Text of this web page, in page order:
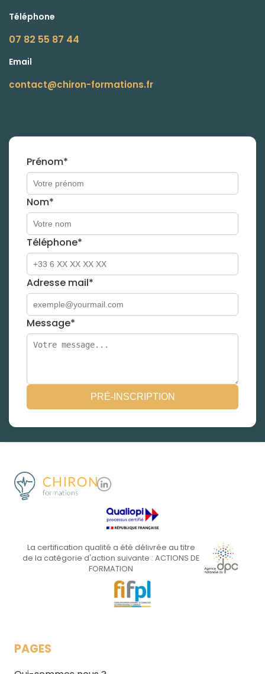
Téléphone
07 82 55 87 44
Email
contact@chiron-formations.fr
Prénom*
Nom*
Téléphone*
Adresse mail*
Message*
PRÉ-INSCRIPTION
La certification qualité a été délivrée au titre
de la catégorie d'action suivante : ACTIONS DE
FORMATION
PAGES